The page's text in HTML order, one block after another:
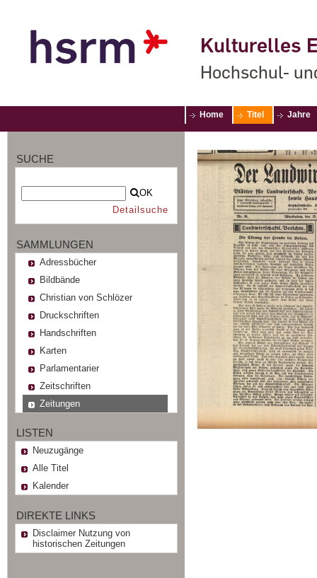
Kulturelles
Hochschul-
Home Titel Jahre
SUCHE
OK
Detailsuche
SAMMLUNGEN
Adressbücher
Bildbände
Christian von Schlözer
Druckschriften
Handschriften
Karten
Parlamentarier
Zeitschriften
Zeitungen
LISTEN
Neuzugänge
Alle Titel
Kalender
DIREKTE LINKS
Disclaimer Nutzung von
historischen Zeitungen